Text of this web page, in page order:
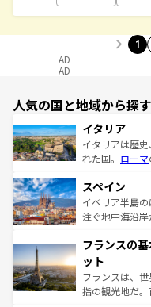
1
AD
AD
人気の国と地域から探す
イタリア
イタリアは歴
れた国。 ローマ
ろん、トスカ
景など、自然
ピザやパスタ
ませてくれる
なお、新着のイ
しい。
スペイン
イベリア半島
注ぐ地中海沿
文化が根付く
れる闘牛、そ
る。首都マド
アートに溢れ
フランスの
ット
フランスは、
指の観光地だ